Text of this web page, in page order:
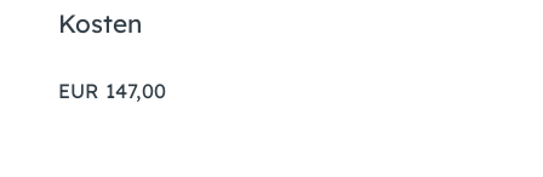
Kosten
EUR 147,00